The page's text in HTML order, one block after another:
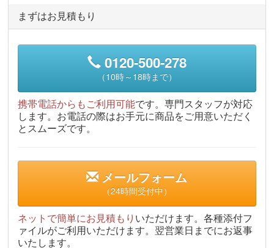
まずはお見積もり
0120-500-278
（10時～18時まで）
携帯電話からもご利用可能です。専門スタッフが対応
します。お電話の際はお手元に商品をご用意いただく
とスムーズです。
メールフォーム
（24時間受付中）
ネットで簡単にお見積もり いただけます。各種添付フ
ァイルがご利用いただけます。翌営業日までにお返事
いたします。